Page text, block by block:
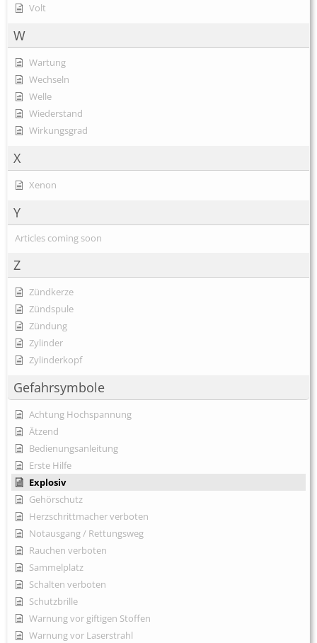
Volt
W
Wartung
Wechseln
Welle
Wiederstand
Wirkungsgrad
X
Xenon
Y
Articles coming soon
Z
Zündkerze
Zündspule
Zündung
Zylinder
Zylinderkopf
Gefahrsymbole
Achtung Hochspannung
Ätzend
Bedienungsanleitung
Erste Hilfe
Explosiv
Gehörschutz
Herzschrittmacher verboten
Notausgang / Rettungsweg
Rauchen verboten
Sammelplatz
Schalten verboten
Schutzbrille
Warnung vor giftigen Stoffen
Warnung vor Laserstrahl